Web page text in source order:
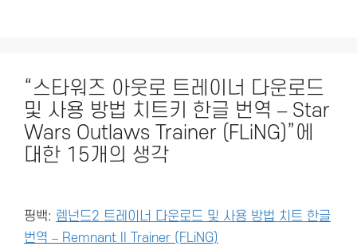
“스타워즈 아웃로 트레이너 다운로드
및 사용 방법 치트키 한글 번역 – Star
Wars Outlaws Trainer (FLiNG)”에
대한 15개의 생각
핑백: 렘넌드2 트레이너 다운로드 및 사용 방법 치트 한글
번역 – Remnant II Trainer (FLiNG)